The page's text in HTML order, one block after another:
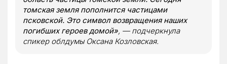
томская земля пополнится частицами
псковской. Это символ возвращения наших
погибших героев домой», — подчеркнула
спикер облдумы Оксана Козловская.